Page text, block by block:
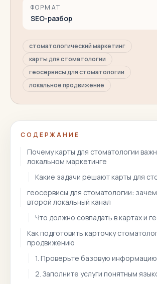
ФОРМАТ
SEO-разбор
стоматологический маркетинг
карты для стоматологии
геосервисы для стоматологии
локальное продвижение
СОДЕРЖАНИЕ
Почему карты для стоматологии
локальном маркетинге
Какие задачи решают карты для
геосервисы для стоматологии:
второй локальный канал
Что должно совпадать в картах и
Как подготовить карточку
продвижению
1. Проверьте базовую информацию
2. Заполните услуги понятным